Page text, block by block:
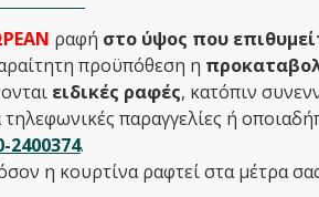
ραφή στο ύψος που
προϋπόθεση η
ειδικές ραφές, κατόπιν
τηλεφωνικές παραγγελίες ή
2400374.
η κουρτίνα ραφτεί στα μέτρα